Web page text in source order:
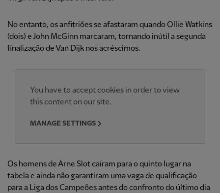
No entanto, os anfitriões se afastaram quando Ollie Watkins
(dois) e John McGinn marcaram, tornando inútil a segunda
finalização de Van Dijk nos acréscimos.
You have to accept cookies in order to view
this content on our site.
MANAGE SETTINGS
Os homens de Arne Slot caíram para o quinto lugar na
tabela e ainda não garantiram uma vaga de qualificação
para a Liga dos Campeões antes do confronto do último dia